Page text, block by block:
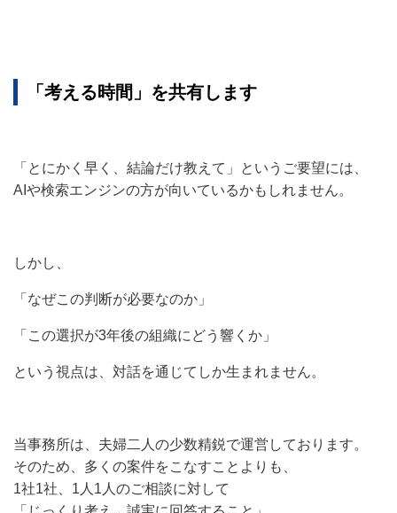
「 考える時間」を共有します
「とにかく早く、結論だけ教えて」というご要望には、
AIや検索エンジンの方が向いているかもしれません。
しかし、
「なぜこの判断が必要なのか」
「この選択が3年後の組織にどう響くか」
という視点は、対話を通じてしか生まれません。
当事務所は、夫婦二人の少数精鋭で運営しております。
そのため、多くの案件をこなすことよりも、
1社1社、1人1人のご相談に対して